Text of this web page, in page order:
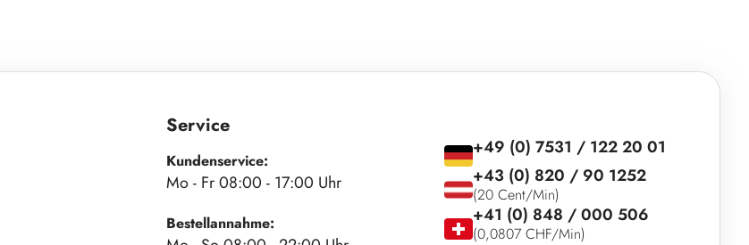
Service
Kundenservice:
Mo - Fr 08:00 - 17:00 Uhr
Bestellannahme:
+49 (0) 7531 / 122 20 01
+43 (0) 820 / 90 1252
(20 Cent/Min)
+41 (0) 848 / 000 506
(0,0807 CHF/Min)